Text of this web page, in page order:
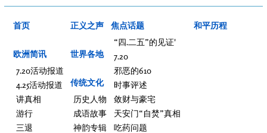
首页
欧洲简讯
7.20活动报道
4.25活动报道
讲真相
游行
三退
正义之声
世界各地
传统文化
历史人物
成语故事
神韵专辑
焦点话题
“四.二五”的见证'
7.20
邪恶的610
时事评述
敛财与豪宅
天安门“自焚”真相
吃药问题
和平历程